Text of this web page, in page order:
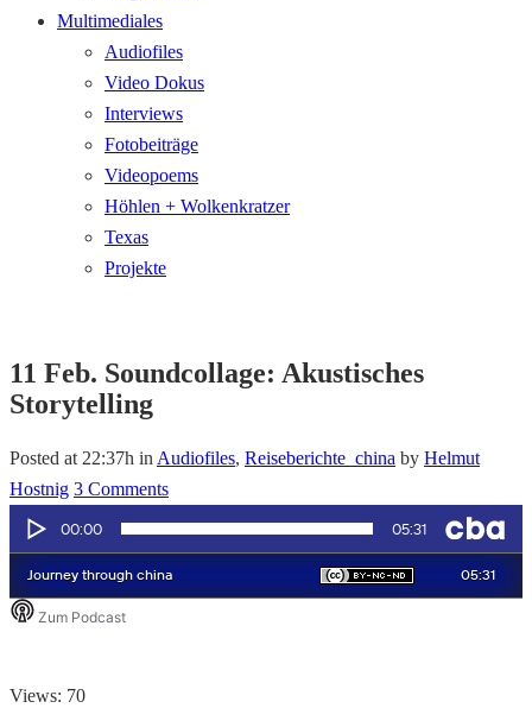
Multimediales
Audiofiles
Video Dokus
Interviews
Fotobeiträge
Videopoems
Höhlen + Wolkenkratzer
Texas
Projekte
11 Feb. Soundcollage: Akustisches
Storytelling
Posted at 22:37h in Audiofiles, Reiseberichte_china by Helmut
Hostnig 3 Comments
Views: 70